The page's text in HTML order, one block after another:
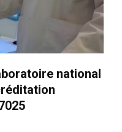
national